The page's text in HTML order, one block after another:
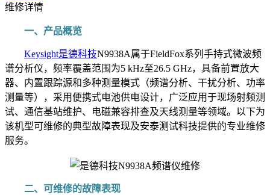
维修详情
一、产品概览
Keysight是德科技N9938A属于FieldFox系列手持式微波频
谱分析仪，频率覆盖范围为5 kHz至26.5 GHz，具备前置放大
器、内置跟踪源和多种测量模式（频谱分析、干扰分析、功率
测量等），采用便携式电池供电设计，广泛应用于现场射频测
试、通信基站维护、电磁兼容排查及天线测量等领域。以下为
该机型可维修的典型故障表现及安泰测试科技提供的专业维修
服务。
二、可维修的故障表现